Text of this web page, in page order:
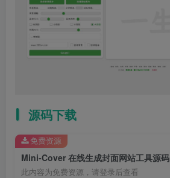
源码下载
Mini-Cover 在线生成封面网站工具源码
此内容为免费资源，请登录后查看
免费资源